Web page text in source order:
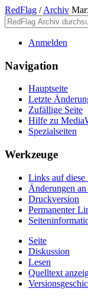
RedFlag / Archiv
Anmelden
Navigation
Hauptseite
Letzte
Zufällige Seite
Hilfe zu
Spezialseiten
Werkzeuge
Links auf diese
Änderungen
Druckversion
Permanenter
Seite
Diskussion
Lesen
Quelltext